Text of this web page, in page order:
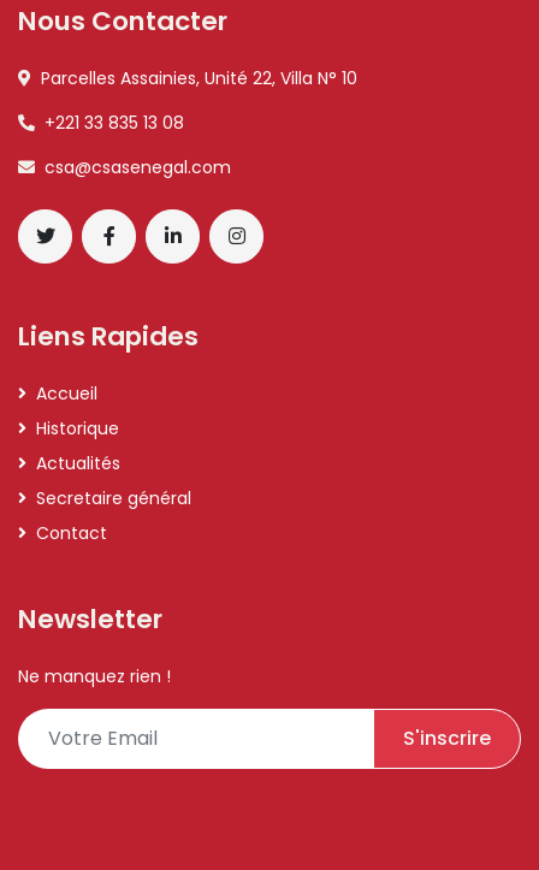
Nous Contacter
Parcelles Assainies, Unité 22, Villa N° 10
+221 33 835 13 08
csa@csasenegal.com
Liens Rapides
Accueil
Historique
Actualités
Secretaire général
Contact
Newsletter
Ne manquez rien !
S'inscrire